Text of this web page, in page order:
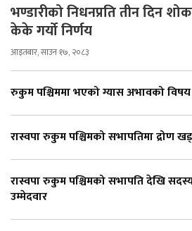
भण्डारीको निधनप्रति तीन दिन
केके गर्यो निर्णय
आइतबार, साउन १७, २०८३
रुकुम पश्चिममा भएको ग्यास अभावको विषय
रास्वपा रुकुम पश्चिमको सभापतिमा द्रोण
रास्वपा रुकुम पश्चिमको सभापति देखि
उम्मेदवार